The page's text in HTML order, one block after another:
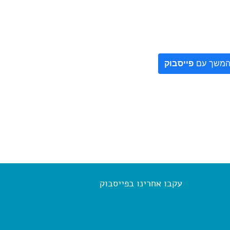
המשך עם פייסבוק
עקבו אחרינו בפייסבוק